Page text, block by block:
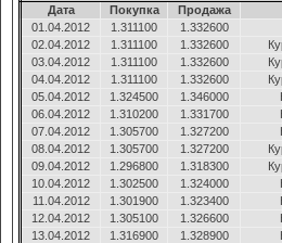
Дата
Покупка Продажа
01.04.2012
1.311100
1.332600
02.04.2012
1.311100 1.332600
03.04.2012
1.311100 1.332600
04.04.2012
1.311100 1.332600
05.04.2012
1.324500 1.346000
06.04.2012
1.310200 1.331700
07.04.2012
1.305700 1.327200
08.04.2012
1.305700 1.327200
09.04.2012
1.296800 1.318300
10.04.2012
1.302500 1.324000
11.04.2012
1.301900 1.323400
12.04.2012
1.305100 1.326600
13.04.2012
1.316900 1.328900